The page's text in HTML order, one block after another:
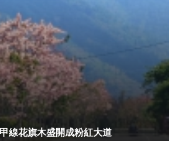
線花旗木盛開成粉紅大道